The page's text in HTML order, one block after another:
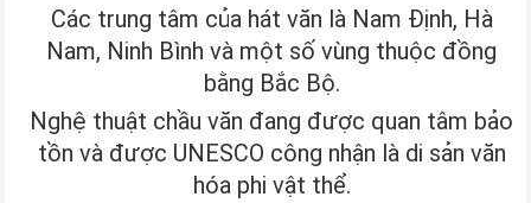
Các trung tâm của hát văn là Nam Định, Hà
Nam, Ninh Bình và một số vùng thuộc đồng
bằng Bắc Bộ.
Nghệ thuật chầu văn đang được quan tâm bảo
tồn và được UNESCO công nhận là di sản văn
hóa phi vật thể.